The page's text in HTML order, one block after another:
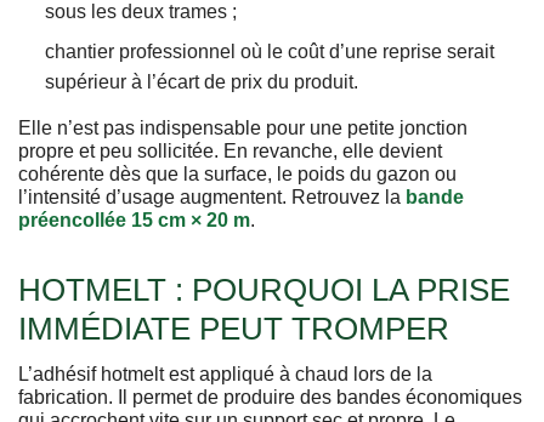
sous les deux trames ;
chantier professionnel où le coût d’une reprise serait
supérieur à l’écart de prix du produit.
Elle n’est pas indispensable pour une petite jonction
propre et peu sollicitée. En revanche, elle devient
cohérente dès que la surface, le poids du gazon ou
l’intensité d’usage augmentent. Retrouvez la bande
préencollée 15 cm × 20 m.
HOTMELT : POURQUOI LA PRISE
IMMÉDIATE PEUT TROMPER
L’adhésif hotmelt est appliqué à chaud lors de la
fabrication. Il permet de produire des bandes économiques